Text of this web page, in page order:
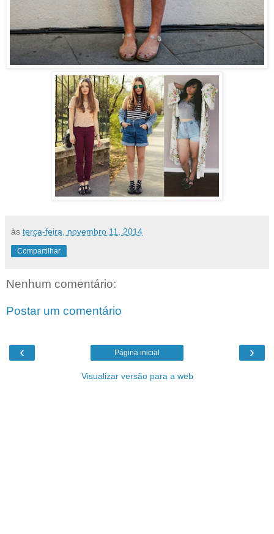
às terça-feira, novembro 11, 2014
Compartilhar
Nenhum comentário:
Postar um comentário
‹ ›
Página inicial
Visualizar versão para a web